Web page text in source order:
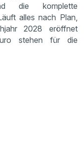
die komplette
alles nach Plan,
2028 eröffnet
stehen für die